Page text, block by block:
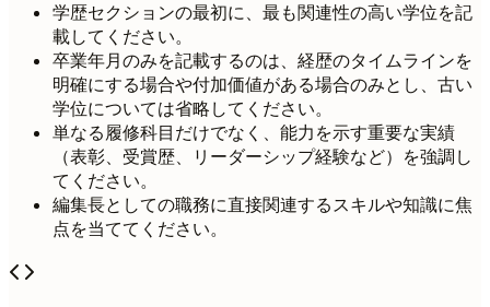
学歴セクションの最初に、最も関連性の高い学位を記
載してください。
卒業年月のみを記載するのは、経歴のタイムラインを
明確にする場合や付加価値がある場合のみとし、古い
学位については省略してください。
単なる履修科目だけでなく、能力を示す重要な実績
（表彰、受賞歴、リーダーシップ経験など）を強調し
てください。
編集長としての職務に直接関連するスキルや知識に焦
点を当ててください。